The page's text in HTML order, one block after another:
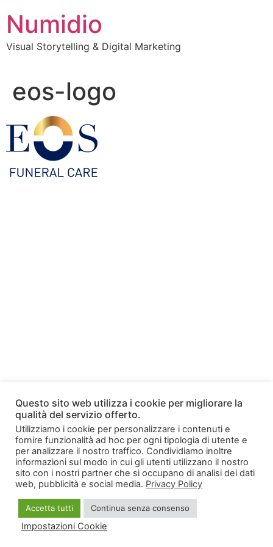
contenuto
Numidio
Visual Storytelling & Digital Marketing
eos-logo
Questo sito web utilizza i cookie per migliorare la
qualità del servizio offerto.
Utilizziamo i cookie per personalizzare i contenuti e
fornire funzionalità ad hoc per ogni tipologia di utente e
per analizzare il nostro traffico. Condividiamo inoltre
informazioni sul modo in cui gli utenti utilizzano il nostro
sito con i nostri partner che si occupano di analisi dei dati
web, pubblicità e social media. Privacy Policy
Accetta tutti Continua senza consenso
Impostazioni Cookie